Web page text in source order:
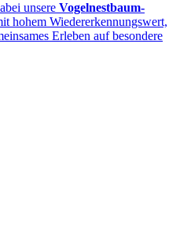
unsere Vogelnestbaum-
hohem Wiedererkennungswert,
Erleben auf besondere